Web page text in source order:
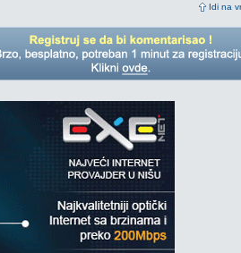
Idi na